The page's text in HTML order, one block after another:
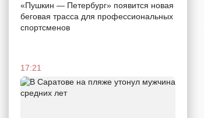
«Пушкин — Петербург» появится новая
беговая трасса для профессиональных
спортсменов
17:21